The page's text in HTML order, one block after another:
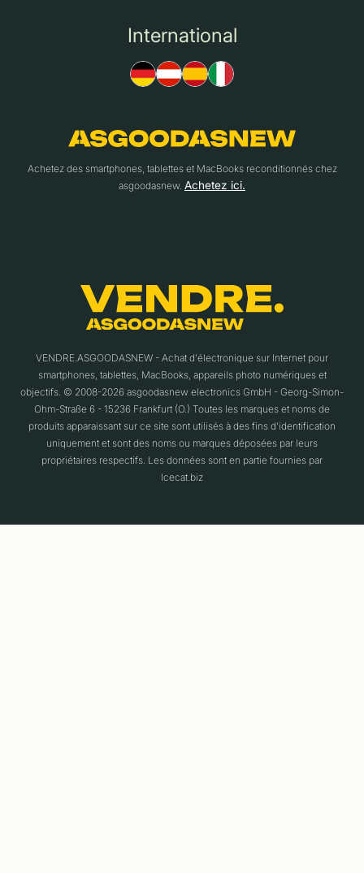
International
Achetez des smartphones, tablettes et MacBooks reconditionnés chez
asgoodasnew. Achetez ici.
VENDRE.ASGOODASNEW - Achat d'électronique sur Internet pour
smartphones, tablettes, MacBooks, appareils photo numériques et
objectifs. © 2008-2026 asgoodasnew electronics GmbH - Georg-Simon-
Ohm-Straße 6 - 15236 Frankfurt (O.) Toutes les marques et noms de
produits apparaissant sur ce site sont utilisés à des fins d'identification
uniquement et sont des noms ou marques déposées par leurs
propriétaires respectifs. Les données sont en partie fournies par
Icecat.biz